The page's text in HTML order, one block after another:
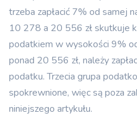
trzeba zapłacić 7% od samej
10 278 a 20 556 zł skutkuje
podatkiem w wysokości 9%
ponad 20 556 zł, należy
podatku. Trzecia grupa
spokrewnione, więc są poza
niniejszego artykułu.